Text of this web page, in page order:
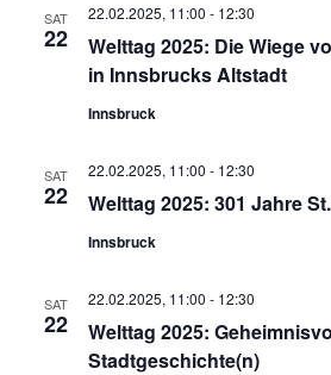
SAT
22
Welttag 2025: Die Wiege
in Innsbrucks Altstadt
22.02.2025, 11:00 - 12:30
Innsbruck
SAT
22 Welttag 2025: 301 Jahre
22.02.2025, 11:00 - 12:30
Innsbruck
SAT
22
Welttag 2025:
Stadtgeschichte(n)
22.02.2025, 11:00 - 12:30